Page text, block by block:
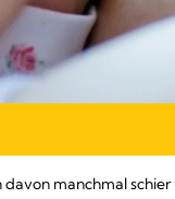
manchmal